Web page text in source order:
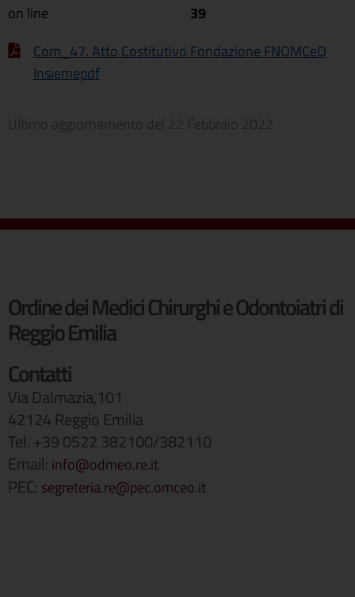
on line
39
Com_47. Atto Costitutivo Fondazione FNOMCeO
Insiemepdf
Ordine dei Medici Chirurghi e Odontoiatri di
Reggio Emilia
Contatti
Via Dalmazia,101
42124 Reggio Emilia
Tel. +39 0522 382100/382110
Email: info@odmeo.re.it
PEC: segreteria.re@pec.omceo.it